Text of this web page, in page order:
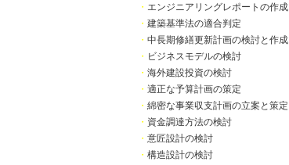
・ エンジニアリングレポートの作成
・ 建築基準法の適合判定
・ 中長期修繕更新計画の検討と作成
・ ビジネスモデルの検討
・ 海外建設投資の検討
・ 適正な予算計画の策定
・ 綿密な事業収支計画の立案と策定
・ 資金調達方法の検討
・ 意匠設計の検討
・ 構造設計の検討